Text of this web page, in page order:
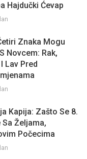
Hajdučki Ćevap
Znaka Mogu
Novcem: Rak,
Lav Pred
Kapija: Zašto Se 8.
Željama,
Počecima